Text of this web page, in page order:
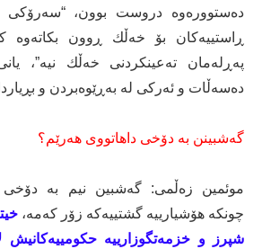
دەستوورەوە دروست بوون، “سەرۆكی
ڕاستییەكان بۆ خەڵك ڕوون بكاتەوە
پەڕلەمان تەعینكردنی خەڵك نیە”،
دەسەڵات و ئەركی لە بەڕێوەبردن و
گەشبینن بە دۆخی داهاتووی هەرێم؟
موئمین زەڵمی: گەشبین نیم بە
چونكە هۆشیارییە گشتییەكە زۆر كەمە،
شپرز و خزمەتگوزارییە حكومییەكانیش